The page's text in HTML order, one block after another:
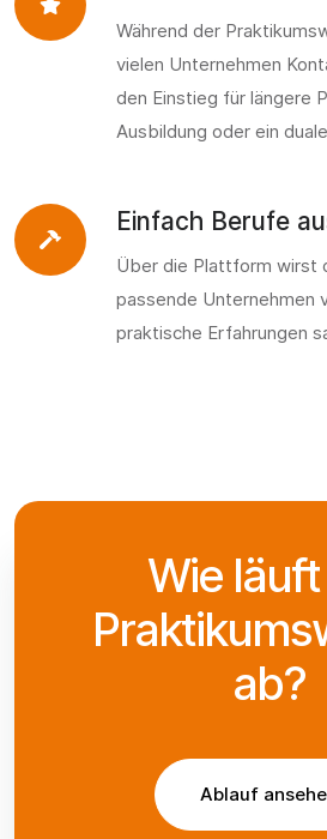
Während der
vielen Unternehmen
den Einstieg für längere
Ausbildung oder ein
Einfach Berufe
Über die Plattform wirst
passende Unternehmen
praktische Erfahrungen
Wie
ab?
Ablauf